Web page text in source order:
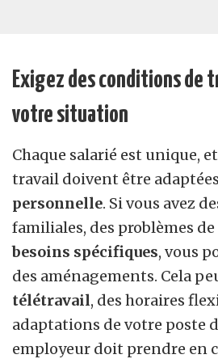
Exigez des conditions de
votre situation
Chaque salarié est unique,
travail doivent être
personnelle. Si vous avez
familiales, des problèmes de
besoins spécifiques, vous
des aménagements. Cela
télétravail, des horaires
adaptations de votre poste
employeur doit prendre en